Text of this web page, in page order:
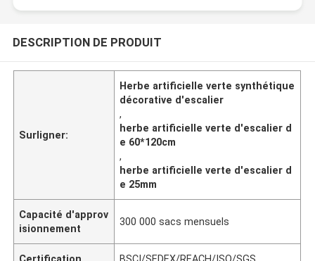
DESCRIPTION DE PRODUIT
Surligner:
Herbe artificielle verte synthétique
décorative d'escalier
,
herbe artificielle verte d'escalier d
e 60*120cm
,
herbe artificielle verte d'escalier d
e 25mm
Capacité d'approv
isionnement
300 000 sacs mensuels
Certification BSCI/SEDEX/REACH/ISO/SGS